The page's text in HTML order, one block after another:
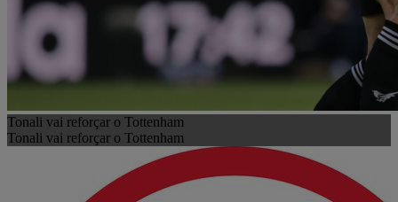
Tonali vai reforçar o Tottenham
Tonali vai reforçar o Tottenham